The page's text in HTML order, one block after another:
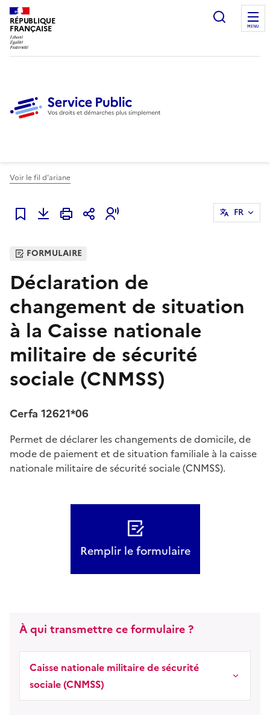
RÉPUBLIQUE
FRANÇAISE
Ouvrir
MENU
Voir le fil d'ariane
Ajouter à mes favoris
FR
FORMULAIRE
Déclaration de
changement de situation
à la Caisse nationale
militaire de sécurité
sociale (CNMSS)
Cerfa 12621*06
Permet de déclarer les changements de domicile, de
mode de paiement et de situation familiale à la caisse
nationale militaire de sécurité sociale (CNMSS).
Remplir le formulaire
À qui transmettre ce formulaire ?
Caisse nationale militaire de sécurité
sociale (CNMSS)